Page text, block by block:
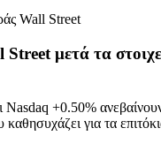
Wall Street
μετά τα
Nasdaq +0.50%
για τα